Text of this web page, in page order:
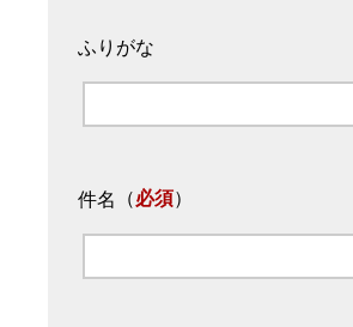
ふりがな
件名 （必須）